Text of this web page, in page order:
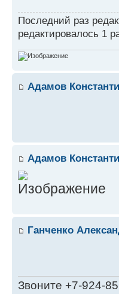
Последний раз
редактировалось 1
Адамов
Адамов
Ганченко
Звоните +7-924-